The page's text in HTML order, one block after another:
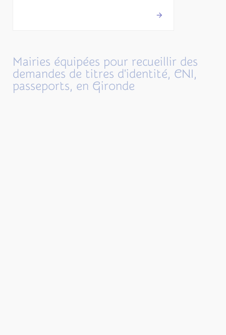
Mairies équipées pour recueillir des
demandes de titres d'identité, CNI,
passeports, en Gironde